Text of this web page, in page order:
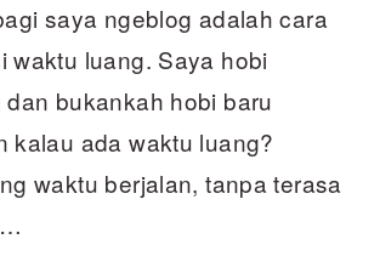
saya ngeblog adalah cara
waktu luang. Saya hobi
bukankah hobi baru
kalau ada waktu luang?
waktu berjalan, tanpa terasa